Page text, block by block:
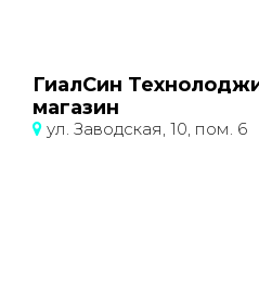
ГиалСин
магазин
ул. Заводская, 10, пом. 6